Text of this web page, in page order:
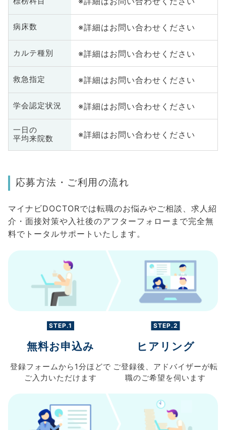
病床数 ※詳細はお問い合わせください
カルテ種別 ※詳細はお問い合わせください
救急指定 ※詳細はお問い合わせください
学会認定状況 ※詳細はお問い合わせください
一日の
平均来院数
※詳細はお問い合わせください
応募方法・ご利用の流れ
マイナビDOCTORでは転職のお悩みやご相談、求人紹
介・面接対策や入社後のアフターフォローまで完全無
料でトータルサポートいたします。
STEP.1
無料お申込み
登録フォームから 1分ほどで
ご入力 いただけます
STEP.2
ヒアリング
ご登録後、 アドバイザーが転
職のご希望を伺います